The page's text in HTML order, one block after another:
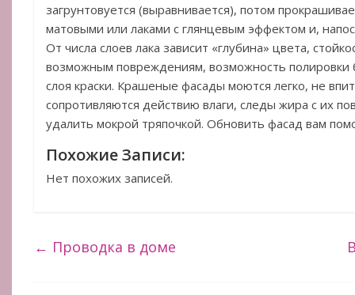
загрунтовуется (выравнивается), потом
матовыми или лаками с глянцевым эффектом и,
От числа слоев лака зависит «глубина» цвета,
возможным повреждениям, возможность полировки
слоя краски. Крашеные фасады моются легко, не
сопротивляются действию влаги, следы жира с их
удалить мокрой тряпочкой. Обновить фасад вам
Похожие Записи:
Нет похожих записей.
← Проводка в доме